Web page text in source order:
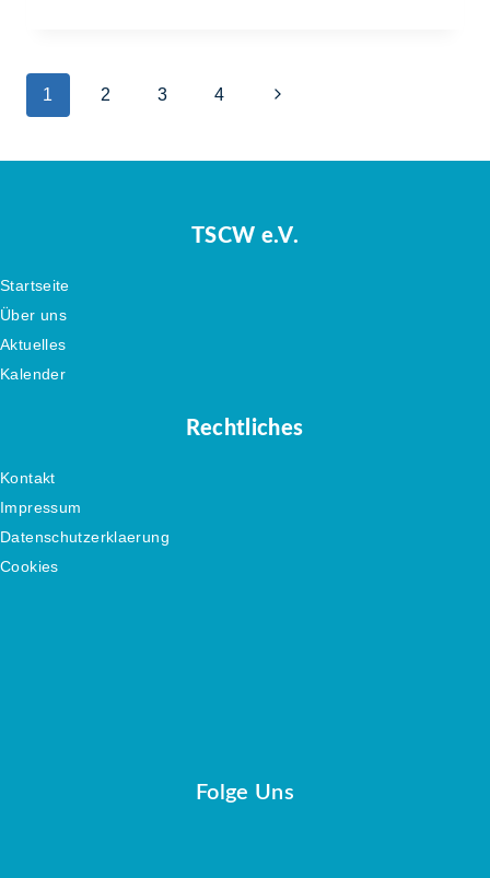
1 2 3 4
TSCW e.V.
Startseite
Über uns
Aktuelles
Kalender
Rechtliches
Kontakt
Impressum
Datenschutzerklaerung
Cookies
Folge Uns